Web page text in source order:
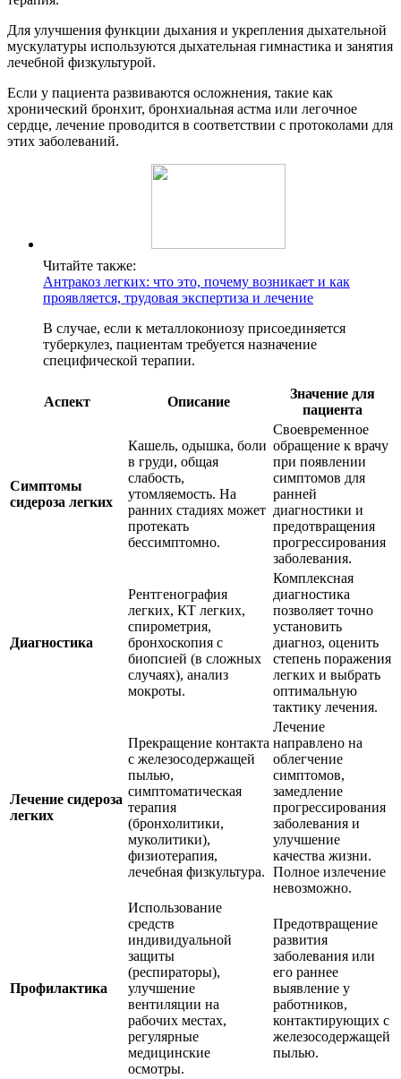
Для улучшения функции дыхания и укрепления дыхательной
мускулатуры используются дыхательная гимнастика и занятия
лечебной физкультурой.
Если у пациента развиваются осложнения, такие как
хронический бронхит, бронхиальная астма или легочное
сердце, лечение проводится в соответствии с протоколами для
этих заболеваний.
Читайте также:
Антракоз легких: что это, почему возникает и как
проявляется, трудовая экспертиза и лечение
В случае, если к металлокониозу присоединяется
туберкулез, пациентам требуется назначение
специфической терапии.
Аспект Описание
Значение для
пациента
Симптомы
сидероза легких
Кашель, одышка, боли
в груди, общая
слабость,
утомляемость. На
ранних стадиях может
протекать
бессимптомно.
Своевременное
обращение к врачу
при появлении
симптомов для
ранней
диагностики и
предотвращения
прогрессирования
заболевания.
Диагностика
Рентгенография
легких, КТ легких,
спирометрия,
бронхоскопия с
биопсией (в сложных
случаях), анализ
мокроты.
Комплексная
диагностика
позволяет точно
установить
диагноз, оценить
степень поражения
легких и выбрать
оптимальную
тактику лечения.
Лечение сидероза
легких
Прекращение контакта
с железосодержащей
пылью,
симптоматическая
терапия
(бронхолитики,
муколитики),
физиотерапия,
лечебная физкультура.
Лечение
направлено на
облегчение
симптомов,
замедление
прогрессирования
заболевания и
улучшение
качества жизни.
Полное излечение
невозможно.
Профилактика
Использование
средств
индивидуальной
защиты
(респираторы),
улучшение
вентиляции на
рабочих местах,
регулярные
медицинские
осмотры.
Предотвращение
развития
заболевания или
его раннее
выявление у
работников,
контактирующих с
железосодержащей
пылью.